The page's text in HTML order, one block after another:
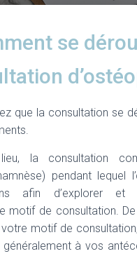
se
que la consultation se
la consultation
pendant lequel
afin d’explorer et
motif de consultation.
votre motif de
généralement à vos